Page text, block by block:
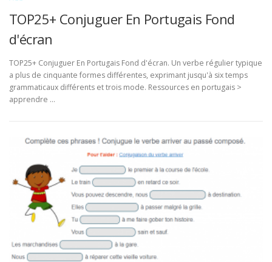
TOP25+ Conjuguer En Portugais Fond
d'écran
TOP25+ Conjuguer En Portugais Fond d'écran. Un verbe régulier typique
a plus de cinquante formes différentes, exprimant jusqu'à six temps
grammaticaux différents et trois mode. Ressources en portugais >
apprendre …